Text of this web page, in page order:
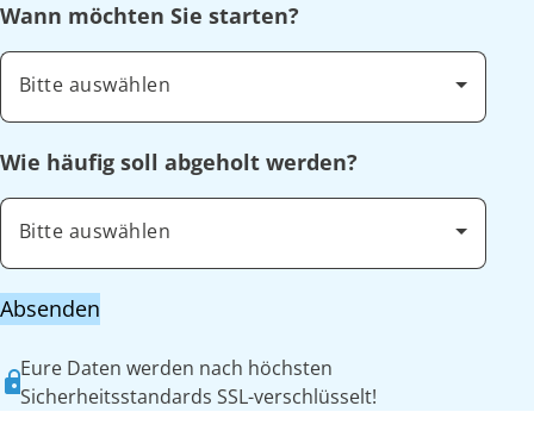
Wann möchten Sie starten?
Bitte auswählen
Wie häufig soll abgeholt werden?
Bitte auswählen
Absenden
Eure Daten werden nach höchsten
Sicherheitsstandards SSL-verschlüsselt!